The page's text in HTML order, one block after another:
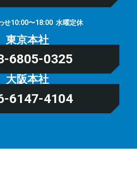
せ10:00〜18:00 ⽔曜定休
東京本社
6805-0325
大阪本社
6147-4104